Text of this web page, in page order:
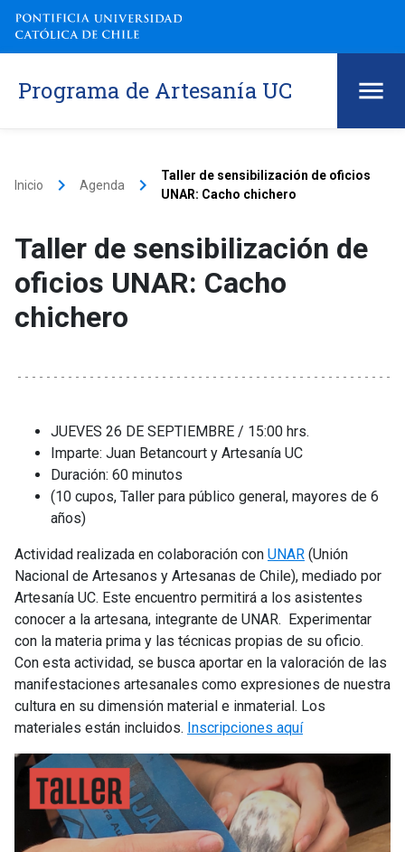
Programa de Artesanía UC
Inicio keyboard_arrow_right Agenda keyboard_arrow_right
Taller de sensibilización de oficios
UNAR: Cacho chichero
Taller de sensibilización de
oficios UNAR: Cacho
chichero
JUEVES 26 DE SEPTIEMBRE / 15:00 hrs.
Imparte: Juan Betancourt y Artesanía UC
Duración: 60 minutos
(10 cupos, Taller para público general, mayores de 6
años)
Actividad realizada en colaboración con UNAR (Unión
Nacional de Artesanos y Artesanas de Chile), mediado por
Artesanía UC. Este encuentro permitirá a los asistentes
conocer a la artesana, integrante de UNAR. Experimentar
con la materia prima y las técnicas propias de su oficio.
Con esta actividad, se busca aportar en la valoración de las
manifestaciones artesanales como expresiones de nuestra
cultura en su dimensión material e inmaterial. Los
materiales están incluidos. Inscripciones aquí